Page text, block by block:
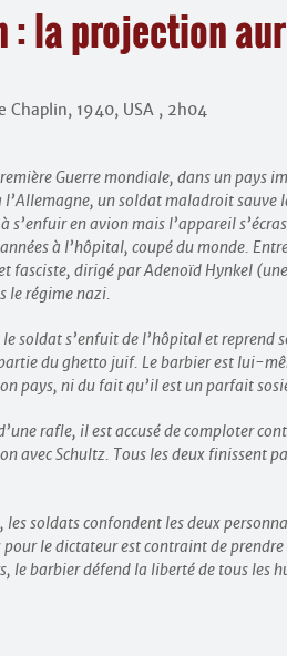
: la projection
Chaplin, 1940, USA , 2h04
Guerre mondiale, dans un pays
l’Allemagne, un soldat maladroit sauve
s’enfuir en avion mais l’appareil
à l’hôpital, coupé du monde.
fasciste, dirigé par Adenoïd Hynkel
le régime nazi.
soldat s’enfuit de l’hôpital et
du ghetto juif. Le barbier est lui-
pays, ni du fait qu’il est un parfait
rafle, il est accusé de comploter
avec Schultz. Tous les deux finissent
les soldats confondent les deux
le dictateur est contraint de
le barbier défend la liberté de tous les